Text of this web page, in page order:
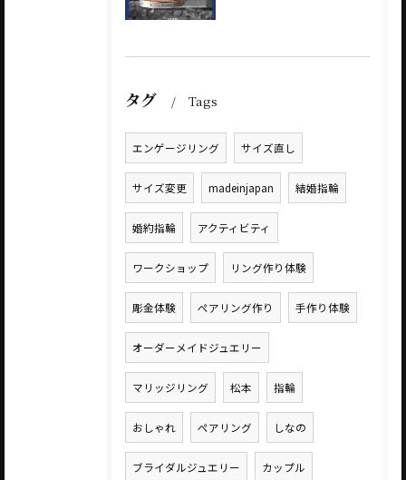
タグ Tags
エンゲージリング サイズ直し
サイズ変更 madeinjapan 結婚指輪
婚約指輪 アクティビティ
ワークショップ リング作り体験
彫金体験 ペアリング作り 手作り体験
オーダーメイドジュエリー
マリッジリング 松本 指輪
おしゃれ ペアリング しなの
ブライダルジュエリー カップル